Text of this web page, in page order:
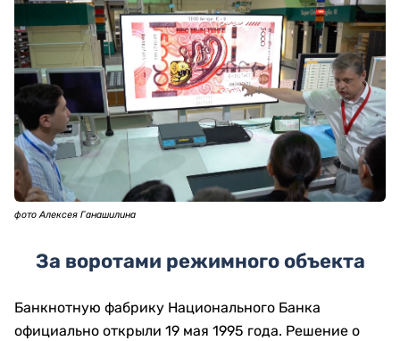
фото Алексея Ганашилина
За воротами режимного объекта
Банкнотную фабрику Национального Банка
официально открыли 19 мая 1995 года. Решение о